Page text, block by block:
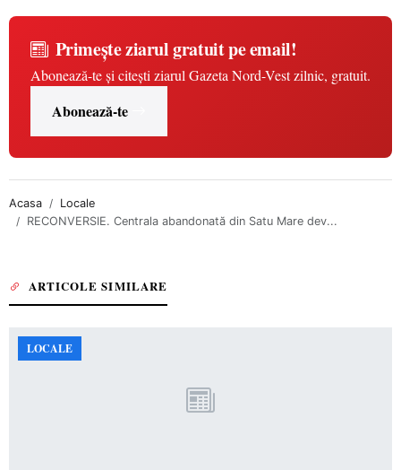
Primește ziarul gratuit pe email!
Abonează-te și citești ziarul Gazeta Nord-Vest zilnic, gratuit.
Abonează-te
Acasa
Locale
RECONVERSIE. Centrala abandonată din Satu Mare dev...
ARTICOLE SIMILARE
LOCALE